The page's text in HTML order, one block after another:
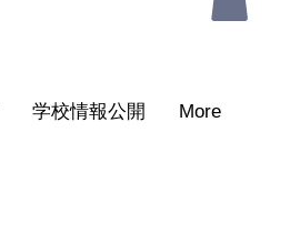
学校情報公開 More